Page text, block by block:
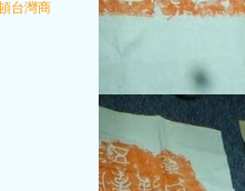
台灣商